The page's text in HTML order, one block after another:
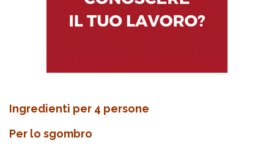
Ingredienti per 4 persone
Per lo sgombro